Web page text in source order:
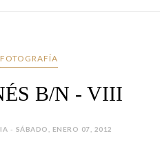
FOTOGRAFÍA
B/N - VIII
- SÁBADO, ENERO 07, 2012